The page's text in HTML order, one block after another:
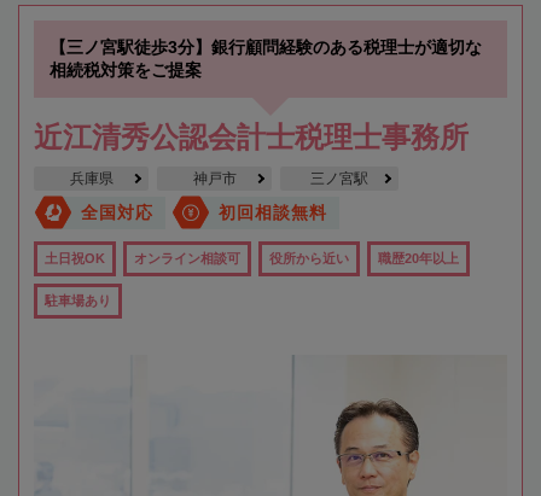
【三ノ宮駅徒歩3分】銀行顧問経験のある税理士が適切な
相続税対策をご提案
近江清秀公認会計士税理士事務所
兵庫県 神戸市 三ノ宮駅
全国対応 初回相談無料
土日祝OK オンライン相談可 役所から近い 職歴20年以上
駐車場あり